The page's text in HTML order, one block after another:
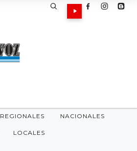
REGIONALES NACIONALES
LOCALES